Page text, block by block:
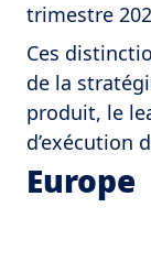
trimestre
Ces
de la
produit, le
d’exécution
Europe